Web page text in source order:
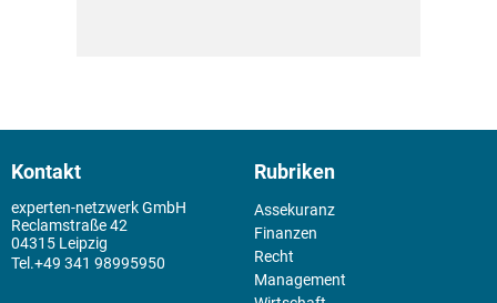
Kontakt
experten-netzwerk GmbH
Reclamstraße 42
04315 Leipzig
+49 341 98995950
Rubriken
Assekuranz
Finanzen
Recht
Management